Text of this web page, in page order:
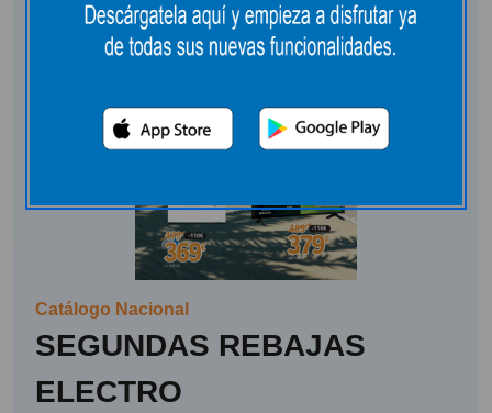
Catálogo Nacional
SEGUNDAS REBAJAS
ELECTRO